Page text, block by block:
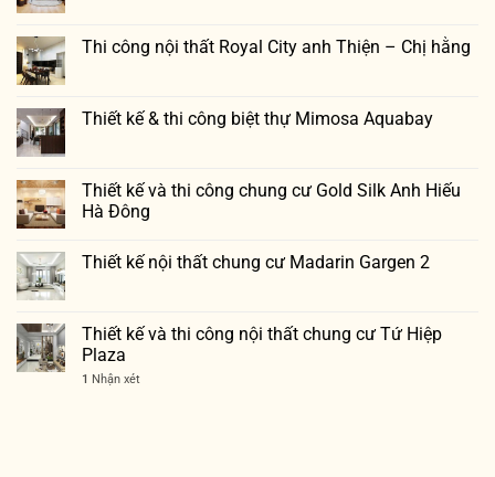
Thi công nội thất Royal City anh Thiện – Chị hằng
Thiết kế & thi công biệt thự Mimosa Aquabay
Thiết kế và thi công chung cư Gold Silk Anh Hiếu
Hà Đông
Thiết kế nội thất chung cư Madarin Gargen 2
Thiết kế và thi công nội thất chung cư Tứ Hiệp
Plaza
1 Nhận xét